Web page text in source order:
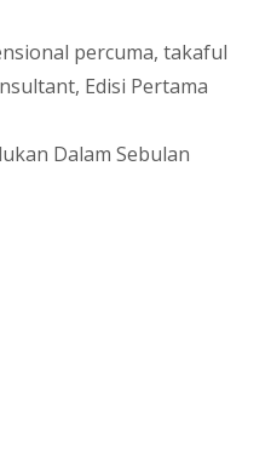
percuma, takaful
Edisi Pertama
Dalam Sebulan